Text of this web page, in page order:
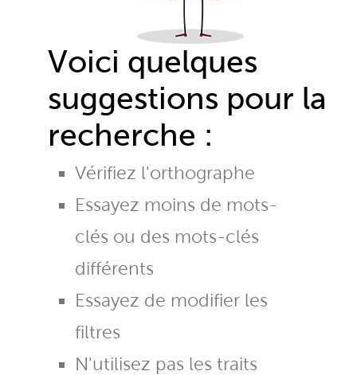
Voici quelques
suggestions pour la
recherche :
Vérifiez l'orthographe
Essayez moins de mots-
clés ou des mots-clés
différents
Essayez de modifier les
filtres
N'utilisez pas les traits